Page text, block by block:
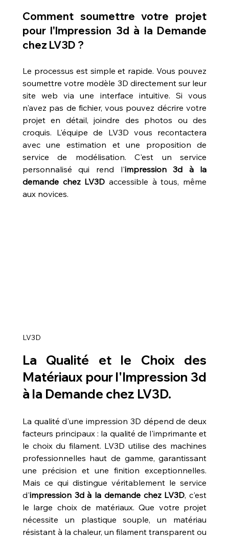
Comment soumettre votre projet
pour l'Impression 3d à la Demande
chez LV3D ?
Le processus est simple et rapide. Vous pouvez
soumettre votre modèle 3D directement sur leur
site web via une interface intuitive. Si vous
n'avez pas de fichier, vous pouvez décrire votre
projet en détail, joindre des photos ou des
croquis. L'équipe de LV3D vous recontactera
avec une estimation et une proposition de
service de modélisation. C'est un service
personnalisé qui rend l'impression 3d à la
demande chez LV3D accessible à tous, même
aux novices.
LV3D
La Qualité et le Choix des
Matériaux pour l'Impression 3d
à la Demande chez LV3D.
La qualité d'une impression 3D dépend de deux
facteurs principaux : la qualité de l'imprimante et
le choix du filament. LV3D utilise des machines
professionnelles haut de gamme, garantissant
une précision et une finition exceptionnelles.
Mais ce qui distingue véritablement le service
d'impression 3d à la demande chez LV3D, c'est
le large choix de matériaux. Que votre projet
nécessite un plastique souple, un matériau
résistant à la chaleur, un filament transparent ou